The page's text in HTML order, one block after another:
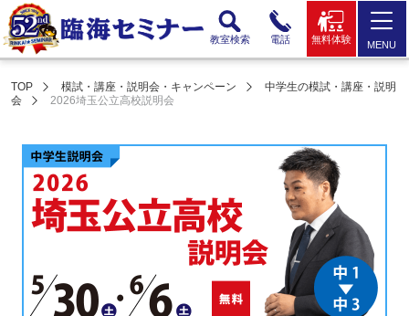
教室検索 電話 無料体験 MENU
TOP 模試・講座・説明会・キャンペーン
中学生の模試・講座・説明
会
2026埼玉公立高校説明会